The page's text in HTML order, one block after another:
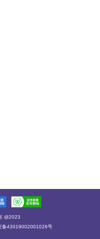
@2023
备43019002001026号